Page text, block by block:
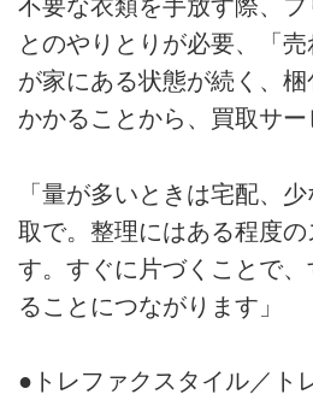
不要な衣類を手放す際、
とのやりとりが必要、「
が家にある状態が続く、
かかることから、買取サー
「量が多いときは宅配、
取で。整理にはある程度
す。すぐに片づくことで
ることにつながります」
●トレファクスタイル／ト